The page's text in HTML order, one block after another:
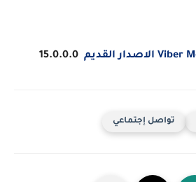
تواصل إجتماعي